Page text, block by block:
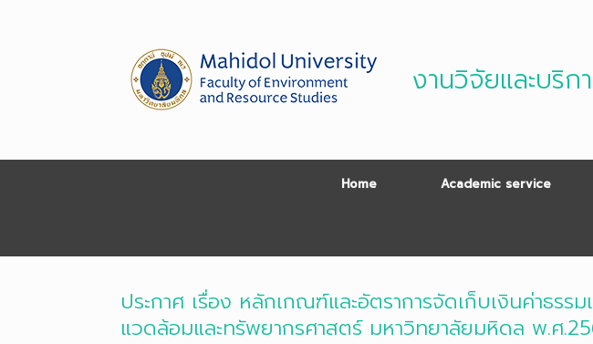
งานวิจัยและบริ
Home Academic service
ประกาศ เรื่อง หลักเกณฑ์และอัตราการจัดเก็บเงินค่าธร
แวดล้อมและทรัพยากรศาสตร์ มหาวิทยาลัยมหิดล พ.ศ